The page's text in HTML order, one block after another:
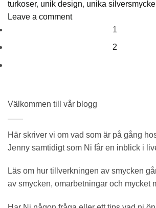
turkoser, unik design, unika
Leave a comment
1
2
Välkommen till vår blogg
Här skriver vi om vad som är på gång
Jenny samtidigt som Ni får en inblick i
Läs om hur tillverkningen av smycken
av smycken, omarbetningar och mycket